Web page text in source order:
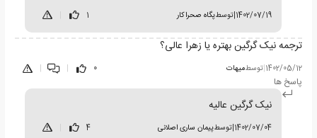
1402/07/19
|توسطپگاه صحراکار 1
ترجمه نیک گرگین بهتره یا زهرا عالی؟
1402/05/12
|توسطمیهات 0
|
|
پاسخ ها
نیک گرگین عالیه
1402/07/04
|توسطپیمان ساری اصلانی 4